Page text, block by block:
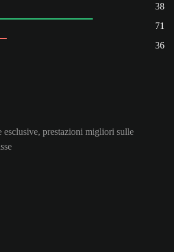
38
71
36
esclusive, prestazioni migliori sulle